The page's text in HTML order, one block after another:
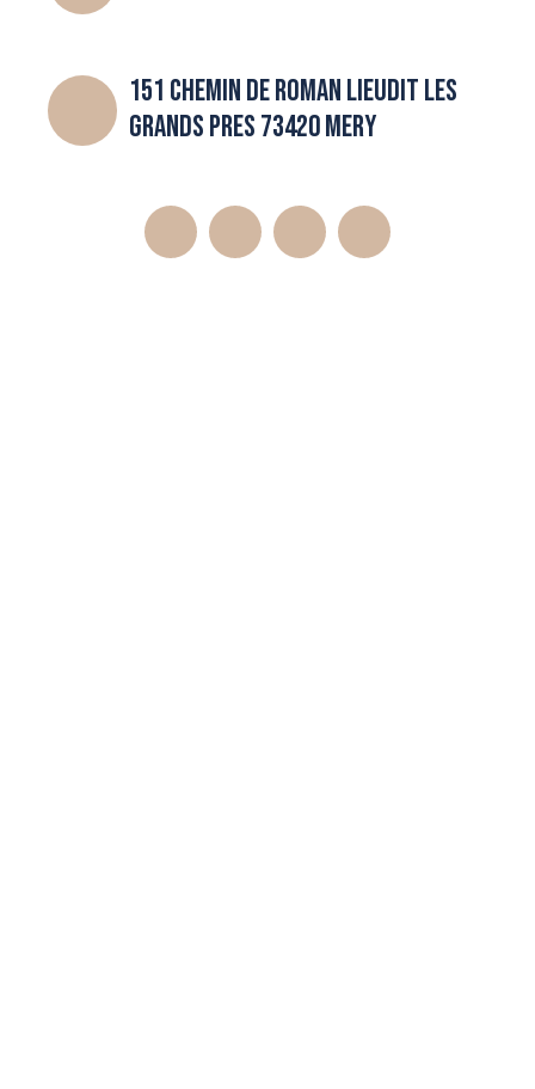
151 CHEMIN DE ROMAN LIEUDIT LES
GRANDS PRES 73420 MERY